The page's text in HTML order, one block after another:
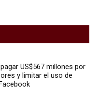
US$567 millones por
y limitar el uso de